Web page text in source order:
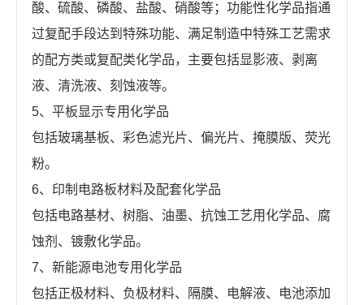
酸、硫酸、磷酸、盐酸、硝酸等；功能性化学品指通
过复配手段达到特殊功能、满足制造中特殊工艺需求
的配方类或复配类化学品，主要包括显影液、剥离
液、清洗液、刻蚀液等。
5、平板显示专用化学品
包括玻璃基板、彩色滤光片、偏光片、掩膜版、荧光
粉。
6、印制电路板材料及配套化学品
包括电路基材、树脂、油墨、抗蚀工艺用化学品、腐
蚀剂、镀敷化学品。
7、新能源电池专用化学品
包括正极材料、负极材料、隔膜、电解液、电池添加